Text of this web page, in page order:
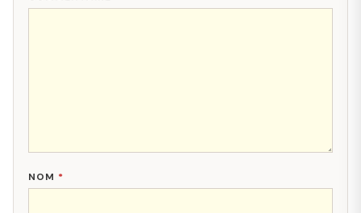
NOM *